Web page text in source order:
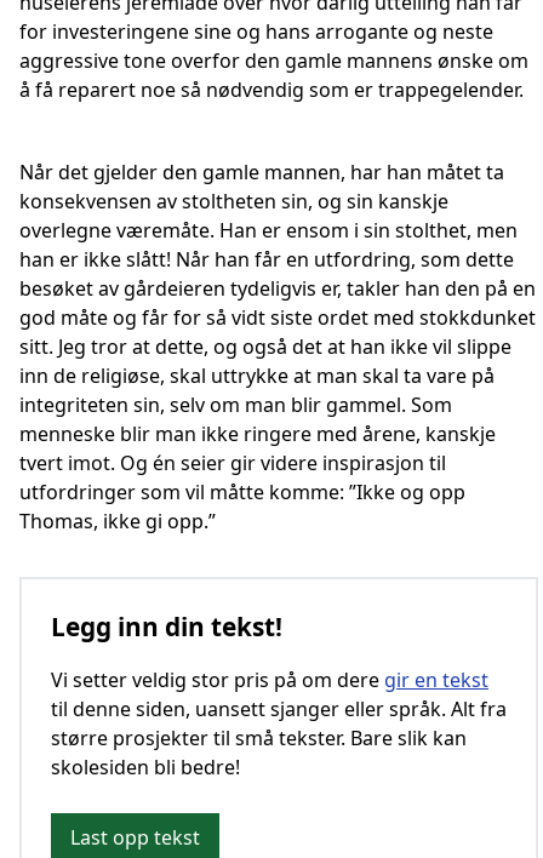
for investeringene sine og hans arrogante og neste
aggressive tone overfor den gamle mannens ønske om
å få reparert noe så nødvendig som er trappegelender.
Når det gjelder den gamle mannen, har han måtet ta
konsekvensen av stoltheten sin, og sin kanskje
overlegne væremåte. Han er ensom i sin stolthet, men
han er ikke slått! Når han får en utfordring, som dette
besøket av gårdeieren tydeligvis er, takler han den på en
god måte og får for så vidt siste ordet med stokkdunket
sitt. Jeg tror at dette, og også det at han ikke vil slippe
inn de religiøse, skal uttrykke at man skal ta vare på
integriteten sin, selv om man blir gammel. Som
menneske blir man ikke ringere med årene, kanskje
tvert imot. Og én seier gir videre inspirasjon til
utfordringer som vil måtte komme: ”Ikke og opp
Thomas, ikke gi opp.”
Legg inn din tekst!
Vi setter veldig stor pris på om dere gir en tekst
til denne siden, uansett sjanger eller språk. Alt fra
større prosjekter til små tekster. Bare slik kan
skolesiden bli bedre!
Last opp tekst